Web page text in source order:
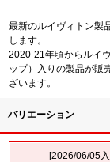
最新のルイヴィトン製
します。
2020-21年頃からルイ
ップ）入りの製品が販
ざいます。
バリエーション
[2026/06/05